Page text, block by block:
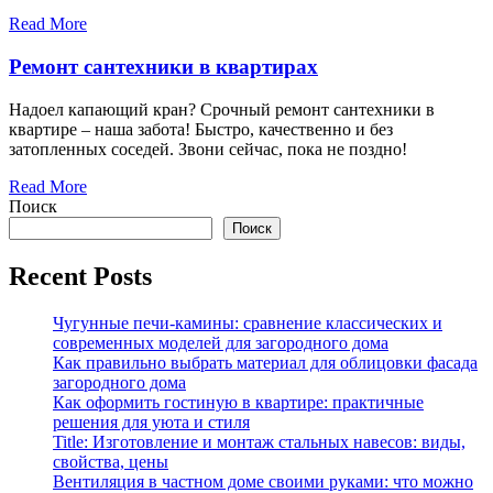
Read More
Ремонт сантехники в квартирах
Надоел капающий кран? Срочный ремонт сантехники в
квартире – наша забота! Быстро, качественно и без
затопленных соседей. Звони сейчас, пока не поздно!
Read More
Поиск
Поиск
Recent Posts
Чугунные печи-камины: сравнение классических и
современных моделей для загородного дома
Как правильно выбрать материал для облицовки фасада
загородного дома
Как оформить гостиную в квартире: практичные
решения для уюта и стиля
Title: Изготовление и монтаж стальных навесов: виды,
свойства, цены
Вентиляция в частном доме своими руками: что можно